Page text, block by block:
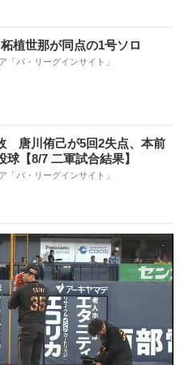
植世那が同点の1号ソロ
「パ・リーグインサイト」
唐川侑己が5回2失点、本前
【8/7 二軍試合結果】
「パ・リーグインサイト」